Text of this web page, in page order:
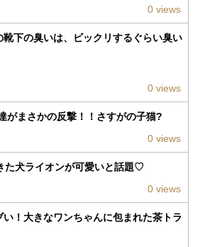
0 views
靴下の臭いは、ビックリするぐらい臭い
0 views
がまさかの反撃！！さすがの子猫?
0 views
た犬ライオンが可愛いと話題♡
0 views
い！大きなワンちゃんに包まれた茶トラ